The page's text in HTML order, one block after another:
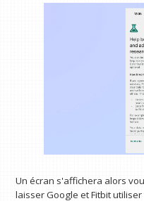
Un écran s'affichera alors
laisser Google et Fitbit